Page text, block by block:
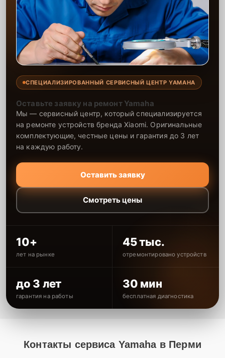
СПЕЦИАЛИЗИРОВАННЫЙ СЕРВИСНЫЙ ЦЕНТР YAMAHA
Оставьте заявку на ремонт Yamaha
Мы — сервисный центр, который специализируется
на ремонте устройств бренда Xiaomi. Оригинальные
комплектующие, честные цены и гарантия до 3 лет
на каждую работу.
Оставить заявку
Смотреть цены
10+
лет на рынке
45 тыс.
отремонтировано устройств
до 3 лет
гарантия на работы
30 мин
бесплатная диагностика
Контакты сервиса Yamaha в Перми